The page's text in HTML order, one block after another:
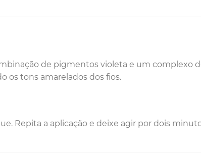
de pigmentos violeta e um complexo
os tons amarelados dos fios.
Repita a aplicação e deixe agir por dois